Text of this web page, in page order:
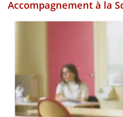
Accompagnement à la